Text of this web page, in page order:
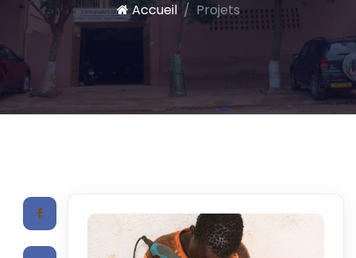
Accueil Projets